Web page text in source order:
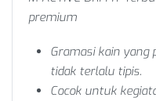
premium
Gramasi kain yang
tidak terlalu tipis.
Cocok untuk